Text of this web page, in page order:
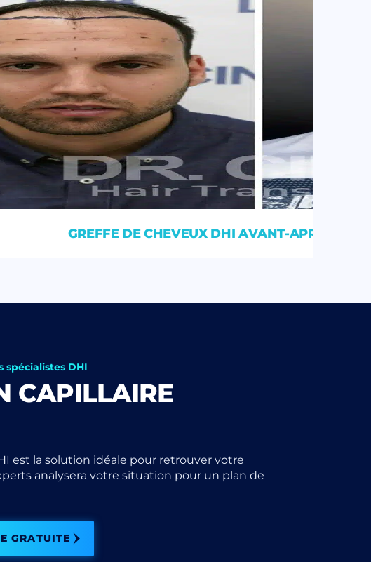
GREFFE DE CHEVEUX DHI AVANT-APRÈS :
spécialistes DHI
CAPILLAIRE
est la solution idéale pour retrouver votre
analysera votre situation pour un plan de
GRATUITE